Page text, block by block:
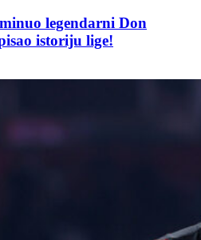
legendarni Don
istoriju lige!